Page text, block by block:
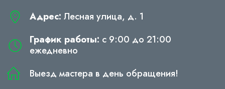
Адрес: Лесная улица, д. 1
График работы: с 9:00 до 21:00
ежедневно
Выезд мастера в день обращения!